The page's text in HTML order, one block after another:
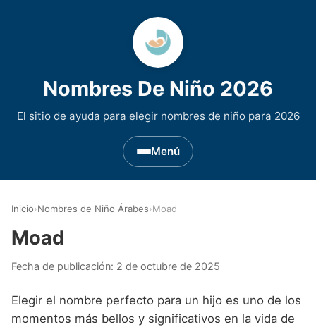
Nombres De Niño 2026
El sitio de ayuda para elegir nombres de niño para 2026
Menú
Nombres de niño que empiezan por D
Nombres de Niño Asturianos
Nombres de Niño Celtas
Nombres de Niño Alemanes
Buscar
Inicio›Nombres de Niño Árabes›Moad
Moad
Fecha de publicación: 2 de octubre de 2025
Elegir el nombre perfecto para un hijo es uno de los
momentos más bellos y significativos en la vida de